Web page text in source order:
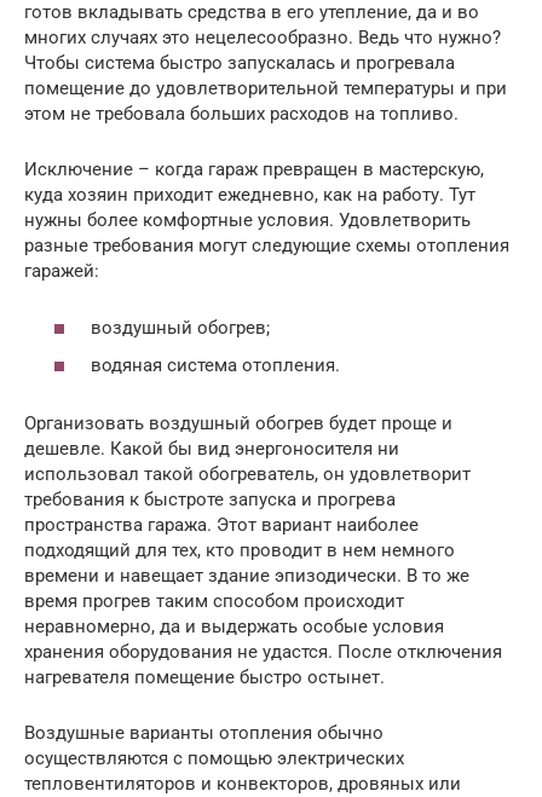
готов вкладывать средства в его утепление, да и во
многих случаях это нецелесообразно. Ведь что нужно?
Чтобы система быстро запускалась и прогревала
помещение до удовлетворительной температуры и при
этом не требовала больших расходов на топливо.
Исключение – когда гараж превращен в мастерскую,
куда хозяин приходит ежедневно, как на работу. Тут
нужны более комфортные условия. Удовлетворить
разные требования могут следующие схемы отопления
гаражей:
воздушный обогрев;
водяная система отопления.
Организовать воздушный обогрев будет проще и
дешевле. Какой бы вид энергоносителя ни
использовал такой обогреватель, он удовлетворит
требования к быстроте запуска и прогрева
пространства гаража. Этот вариант наиболее
подходящий для тех, кто проводит в нем немного
времени и навещает здание эпизодически. В то же
время прогрев таким способом происходит
неравномерно, да и выдержать особые условия
хранения оборудования не удастся. После отключения
нагревателя помещение быстро остынет.
Воздушные варианты отопления обычно
осуществляются с помощью электрических
тепловентиляторов и конвекторов, дровяных или